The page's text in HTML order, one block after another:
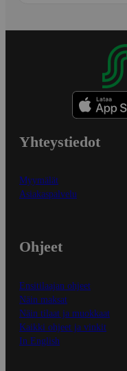
Yhteystiedot
Myymälät
Asiakaspalvelu
Ohjeet
Ensitilaajan ohjeet
Näin maksat
Näin tilaat ja muokkaat
Kaikki ohjeet ja vinkit
In English